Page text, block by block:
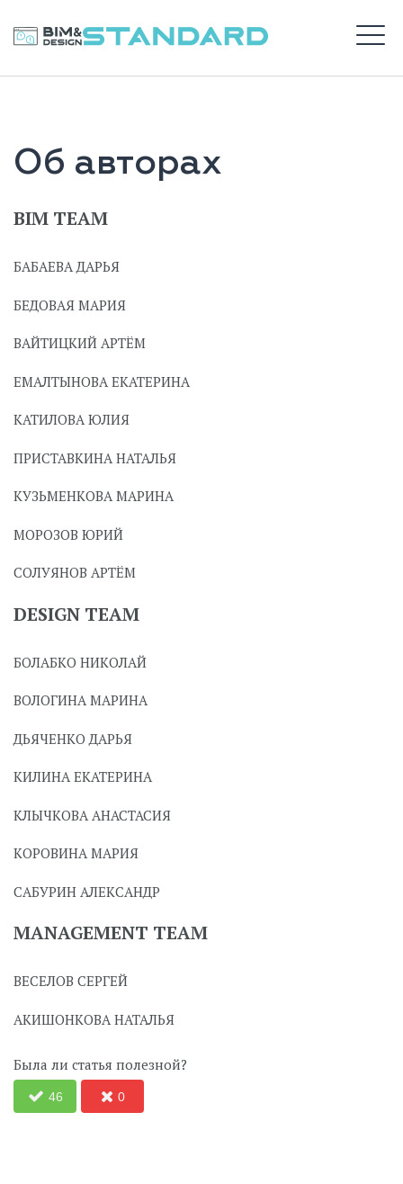
содержимому
BIM STANDARD
САЙТ DS
Об авторах
BIM TEAM
БАБАЕВА ДАРЬЯ
БЕДОВАЯ МАРИЯ
ВАЙТИЦКИЙ АРТЁМ
ЕМАЛТЫНОВА ЕКАТЕРИНА
КАТИЛОВА ЮЛИЯ
ПРИСТАВКИНА НАТАЛЬЯ
КУЗЬМЕНКОВА МАРИНА
МОРОЗОВ ЮРИЙ
СОЛУЯНОВ АРТЁМ
DESIGN TEAM
БОЛАБКО НИКОЛАЙ
ВОЛОГИНА МАРИНА
ДЬЯЧЕНКО ДАРЬЯ
КИЛИНА ЕКАТЕРИНА
КЛЫЧКОВА АНАСТАСИЯ
КОРОВИНА МАРИЯ
САБУРИН АЛЕКСАНДР
MANAGEMENT TEAM
ВЕСЕЛОВ СЕРГЕЙ
АКИШОНКОВА НАТАЛЬЯ
Была ли статья полезной?
46 0